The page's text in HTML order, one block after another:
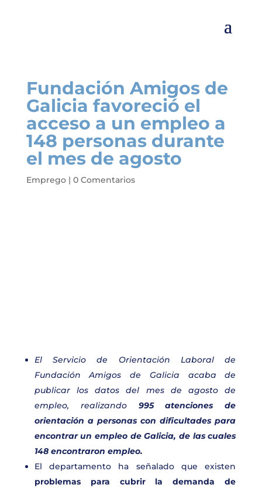
Fundación Amigos de
Galicia favoreció el
acceso a un empleo a
148 personas durante
el mes de agosto
Emprego| 0 Comentarios
El Servicio de Orientación Laboral de
Fundación Amigos de Galicia acaba de
publicar los datos del mes de agosto de
empleo, realizando995 atenciones de
orientación a personas con dificultades para
encontrar un empleo de Galicia, de las cuales
148 encontraron empleo.
El departamento ha señalado que existen
problemas para cubrir la demanda de